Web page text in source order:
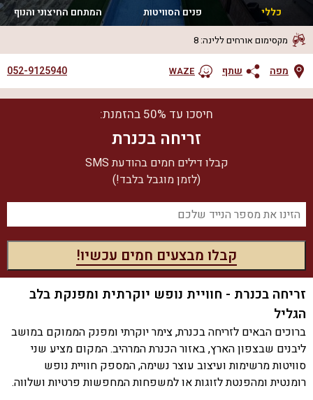
כללי פנים הסוויטות המתחם החיצוני והנוף
מקסימום אורחים ללינה:
8
מפה שתף WAZE
052-9125940
חיסכו עד 50% בהזמנת:
זריחה בכנרת
קבלו דילים חמים בהודעת SMS
(לזמן מוגבל בלבד!)
זריחה בכנרת - חוויית נופש יוקרתית ומפנקת בלב
הגליל
ברוכים הבאים לזריחה בכנרת, צימר יוקרתי ומפנק הממוקם במושב
ליבנים שבצפון הארץ, באזור הכנרת המרהיב. המקום מציע שני
סוויטות מרשימות ועיצוב עוצר נשימה, המספק חוויית נופש
רומנטית ומהפנטת לזוגות או למשפחות המחפשות פרטיות ושלווה.